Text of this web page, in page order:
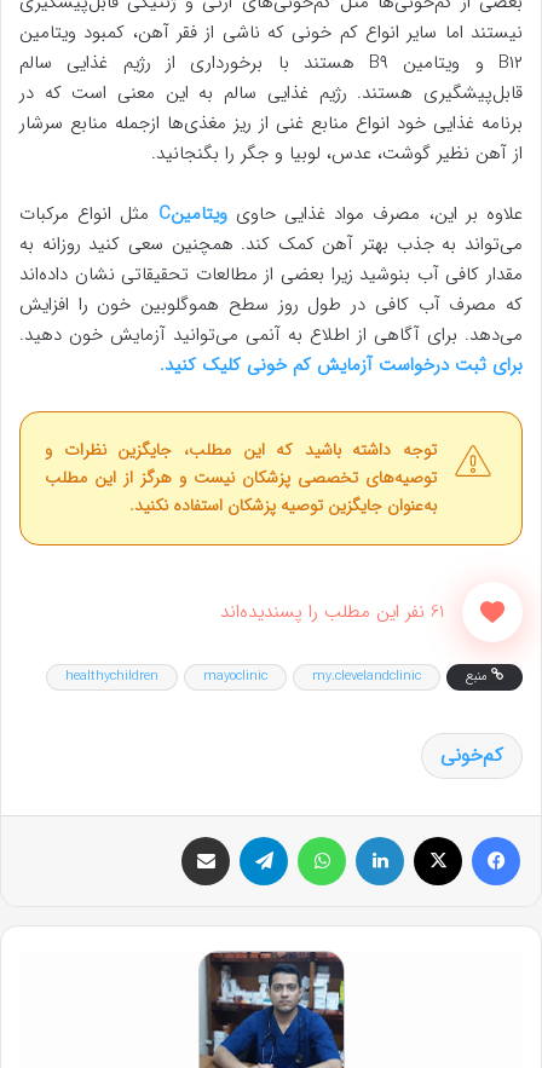
نیستند اما سایر انواع کم خونی که ناشی از فقر آهن، کمبود ویتامین
B۱۲ و ویتامین B۹ هستند با برخورداری از رژیم غذایی سالم
قابل‌پیشگیری هستند. رژیم غذایی سالم به این معنی است که در
برنامه غذایی خود انواع منابع غنی از ریز مغذی‌ها ازجمله منابع سرشار
از آهن نظیر گوشت، عدس، لوبیا و جگر را بگنجانید.
علاوه بر این، مصرف مواد غذایی حاویویتامینC
مثل انواع مرکبات
می‌تواند به جذب بهتر آهن کمک کند. همچنین سعی کنید روزانه به
مقدار کافی آب بنوشید زیرا بعضی از مطالعات تحقیقاتی نشان داده‌اند
که مصرف آب کافی در طول روز سطح هموگلوبین خون را افزایش
می‌دهد. برای آگاهی از اطلاع به آنمی می‌توانید آزمایش خون دهید.
برای ثبت درخواست آزمایش کم خونی کلیک کنید.
توجه داشته باشید که این مطلب، جایگزین نظرات و
توصیه‌های تخصصی پزشکان نیست و هرگز از این مطلب
به‌عنوان جایگزین توصیه پزشکان استفاده نکنید.
61 نفر این مطلب را پسندیده‌اند
منبع my.clevelandclinic
mayoclinic
healthychildren
کم‌خونی